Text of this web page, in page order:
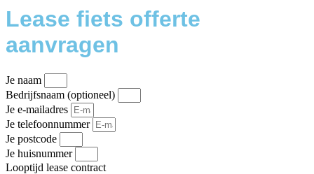
Lease fiets offerte
aanvragen
Je naam
Bedrijfsnaam (optioneel)
Je e-mailadres
Je telefoonnummer
Je postcode
Je huisnummer
Looptijd lease contract